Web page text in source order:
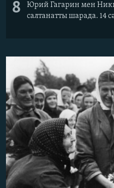
8
Юрий Гагарин мен
салтанатты шарада. 14